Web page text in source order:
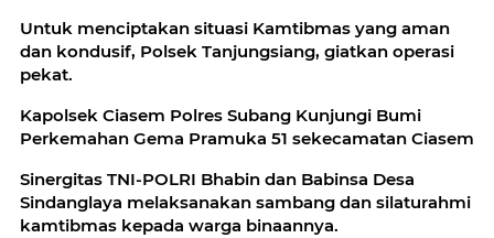
Untuk menciptakan situasi Kamtibmas yang aman
dan kondusif, Polsek Tanjungsiang, giatkan operasi
pekat.
Kapolsek Ciasem Polres Subang Kunjungi Bumi
Perkemahan Gema Pramuka 51 sekecamatan Ciasem
Sinergitas TNI-POLRI Bhabin dan Babinsa Desa
Sindanglaya melaksanakan sambang dan silaturahmi
kamtibmas kepada warga binaannya.